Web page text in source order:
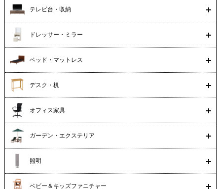
テレビ台・収納
ドレッサー・ミラー
ベッド・マットレス
デスク・机
オフィス家具
ガーデン・エクステリア
照明
ベビー＆キッズファニチャー